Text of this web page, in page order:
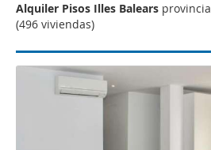
Alquiler Pisos Illes Balears provincia
(496 viviendas)